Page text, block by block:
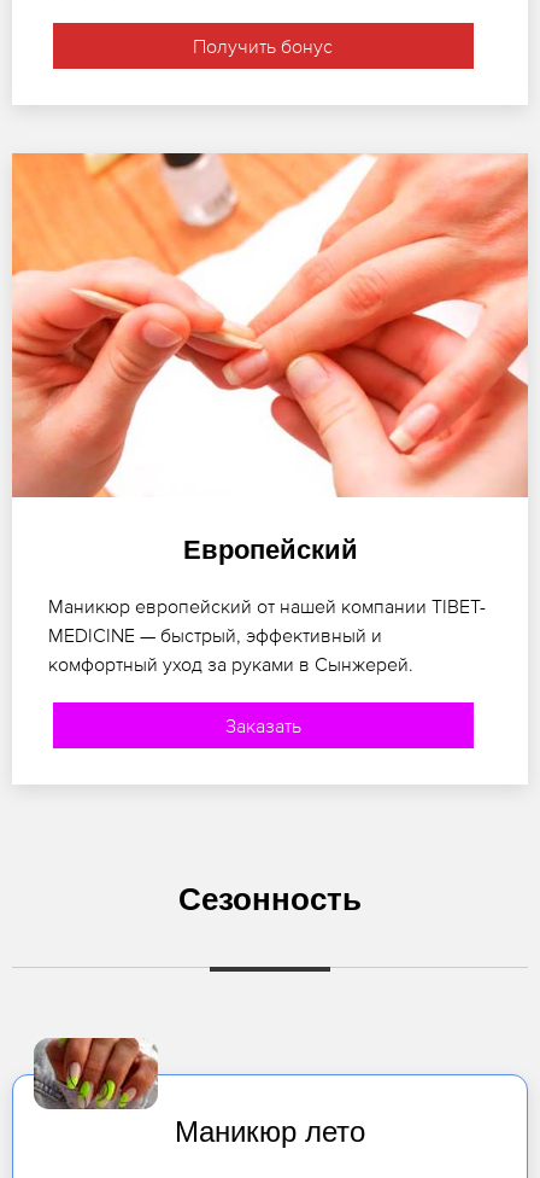
Получить бонус
Европейский
Маникюр европейский от нашей компании TIBET-
MEDICINE — быстрый, эффективный и
комфортный уход за руками в Сынжерей.
Заказать
Сезонность
Маникюр лето